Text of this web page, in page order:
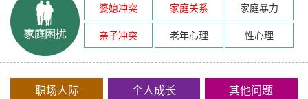
婆媳冲突 家庭关系
家庭暴力
亲子冲突
老年心理 性心理
职场人际 个人成长 其他问题